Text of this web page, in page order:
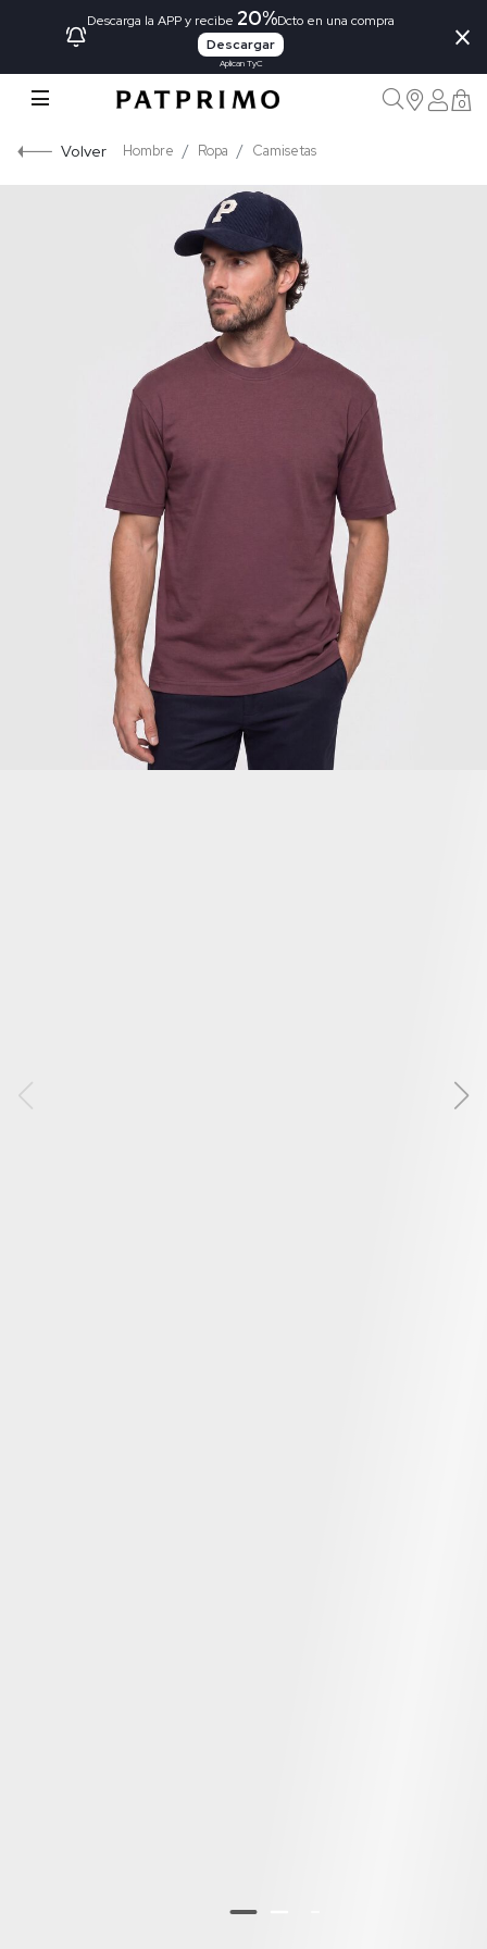
Descarga la APP y recibe 20%Dcto en una compra
Descargar
Aplican TyC
×
0
Volver Hombre Ropa Camisetas